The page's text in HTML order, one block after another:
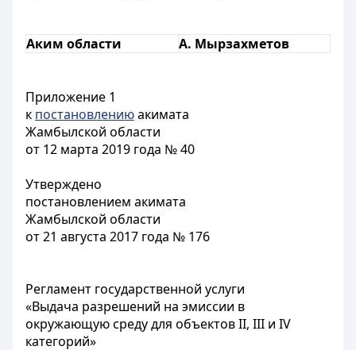
Аким области А. Мырзахметов
Приложение 1
к постановлениюакимата
Жамбылской области
от 12 марта 2019 года № 40
Утверждено
постановлением акимата
Жамбылской области
от 21 августа 2017 года № 176
Регламент государственной услуги
«Выдача разрешений на эмиссии в
окружающую среду для объектов II, III и IV
категорий»